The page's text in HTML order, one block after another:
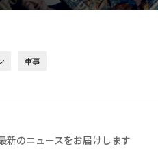
軍事
新のニュースをお届けします